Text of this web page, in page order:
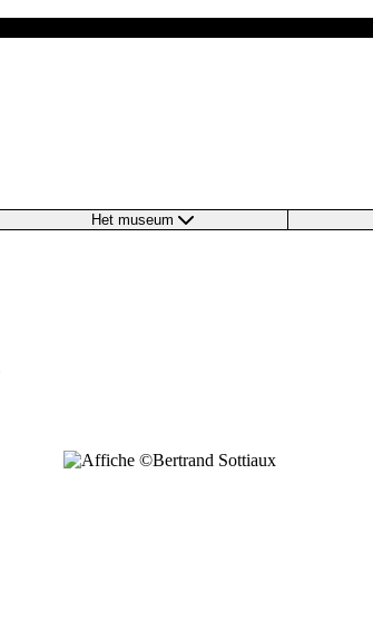
Het museum